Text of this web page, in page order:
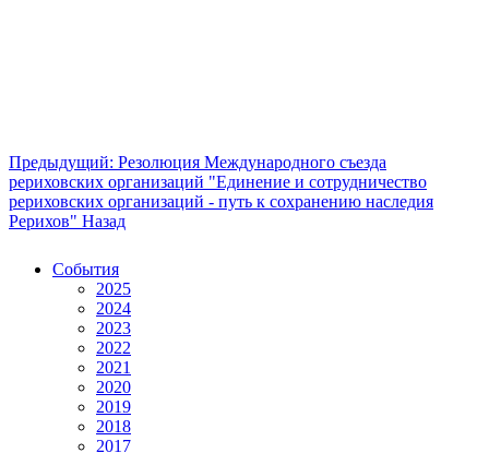
Предыдущий: Резолюция Международного съезда
рериховских организаций "Единение и сотрудничество
рериховских организаций - путь к сохранению наследия
Рерихов" Назад
События
2025
2024
2023
2022
2021
2020
2019
2018
2017